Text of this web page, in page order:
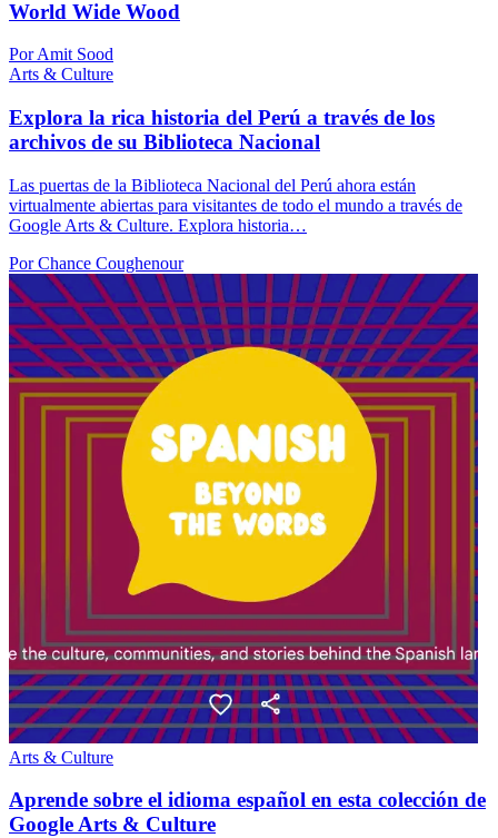
World Wide Wood
Por Amit Sood
Arts & Culture
Explora la rica historia del Perú a través de los
archivos de su Biblioteca Nacional
Las puertas de la Biblioteca Nacional del Perú ahora están
virtualmente abiertas para visitantes de todo el mundo a través de
Google Arts & Culture. Explora historia…
Por Chance Coughenour
Arts & Culture
Aprende sobre el idioma español en esta colección de
Google Arts & Culture